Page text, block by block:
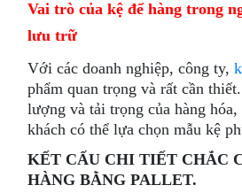
Vai trò của kệ để hàng trong
lưu trữ
Với các doanh nghiệp, công ty,
phẩm quan trọng và rất cần
lượng và tải trọng của hàng
khách có thể lựa chọn mẫu kệ
KẾT CẤU CHI TIẾT CHẮC
HÀNG BẰNG PALLET.